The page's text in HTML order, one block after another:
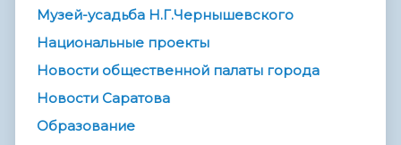
Музей-усадьба Н.Г.Чернышевского
Национальные проекты
Новости общественной палаты города
Новости Саратова
Образование